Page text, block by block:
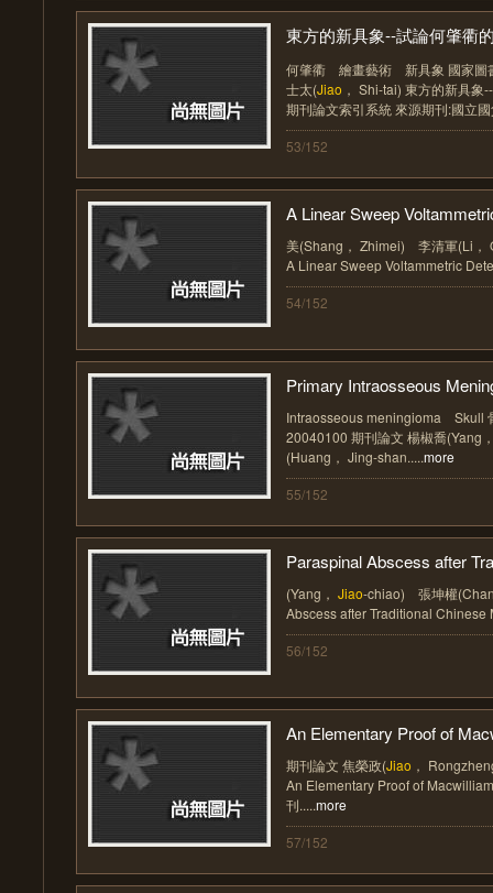
東方的新具象--試論何肇衢
何肇衢 繪畫藝術 新具象 國家圖
士太(Jiao ， Shi-tai) 東方的新具象
期刊論文索引系統 來源期刊:國立
53/152
A Linear Sweep
美(Shang， Zhimei) 李清軍(Li
A Linear Sweep Voltammetric
54/152
Primary Intraosseous
Intraosseous meningioma Skull
20040100 期刊論文 楊椒喬(Yang
(Huang， Jing-shan.....more
55/152
Paraspinal Abscess after
(Yang， Jiao-chiao) 張坤權
Abscess after Traditional Chinese
56/152
An Elementary Proof of
期刊論文 焦榮政(Jiao ，
An Elementary Proof of
刊.....more
57/152